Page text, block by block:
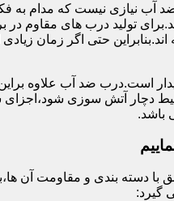
آب نیازی نیست که مدام به
تولید درب های مقاوم در
حتی اگر زمان
است.درب ضد آب علاوه
دچار آتش سوزی
باشد.
گیرد: